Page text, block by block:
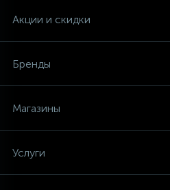
Акции и скидки
Бренды
Магазины
Услуги